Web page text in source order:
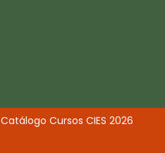
Catálogo Cursos CIES 2026